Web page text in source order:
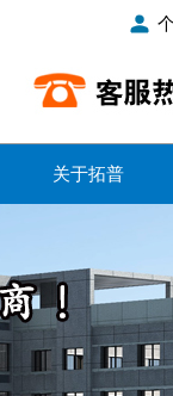
关于拓普